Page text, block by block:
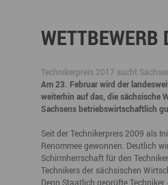
Partner vernetzen
Talente finden
Miet- und
Projekte
Berufsnachwuchs &
Innovation- und
Gründer- &
Annaberg
​WETTBEWERB
Technikerpreis 2017 sucht
Am 23. Februar wird der
weiterhin auf das, die sächsische
Sachsens betriebswirtschaftlich
Seit der Technikerpreis 2009 als
Renommee gewonnen. Deutlich
Schirmherrschaft für den
Technikers der sächsischen
Denn Staatlich geprüfte